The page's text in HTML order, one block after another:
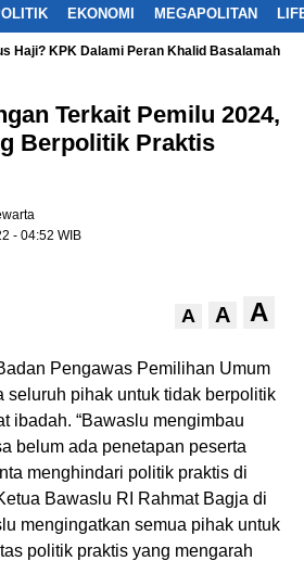
EKONOMI MEGAPOLITAN
Haji? KPK Dalami Peran Khalid Basalamah
Terkait Pemilu 2024,
Berpolitik Praktis
- 04:52 WIB
A A A
Pengawas Pemilihan Umum
seluruh pihak untuk tidak berpolitik
ibadah. “Bawaslu mengimbau
belum ada penetapan peserta
menghindari politik praktis di
Bawaslu RI Rahmat Bagja di
mengingatkan semua pihak untuk
politik praktis yang mengarah